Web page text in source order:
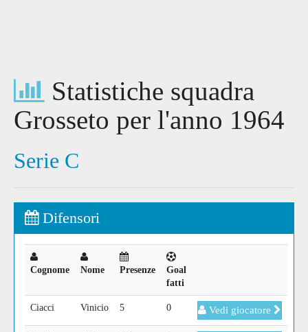
Statistiche squadra
Grosseto per l'anno 1964
Serie C
Difensori
Cognome Nome Presenze
Goal
fatti
Ciacci Vinicio 5 0 Vedi giocatore